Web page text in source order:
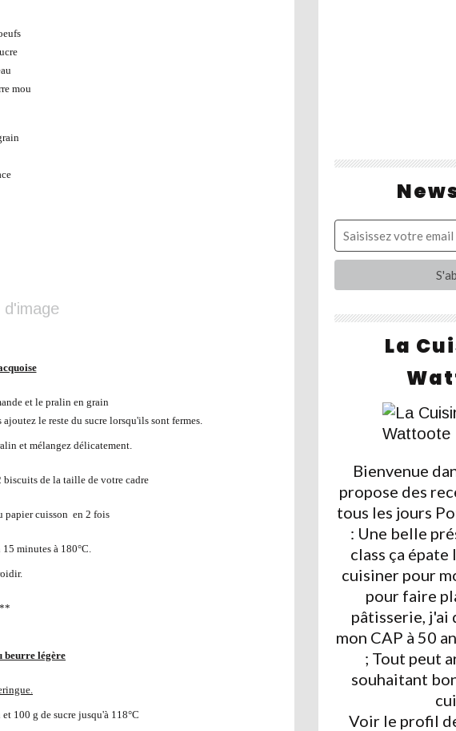
mou
et le pralin en grain
le reste du sucre lorsqu'ils sont fermes.
et mélangez délicatement.
biscuits de la taille de votre cadre
papier cuisson en 2 fois
minutes à 180°C.
beurre légère
100 g de sucre jusqu'à 118°C
La
Bienvenue
propose des
tous les jours
: Une belle
class ça épate
cuisiner pour
pour faire
pâtisserie, j'ai
mon CAP à 50
; Tout peut
souhaitant
Voir le profil